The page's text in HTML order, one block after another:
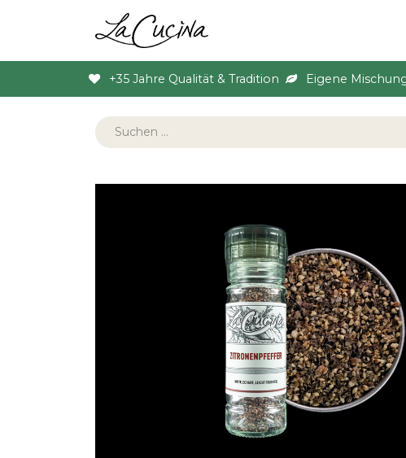
+35 Jahre Qualität & Tradition Eigene